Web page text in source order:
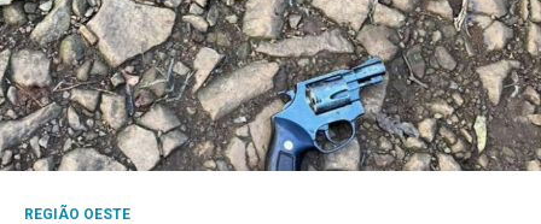
REGIÃO OESTE